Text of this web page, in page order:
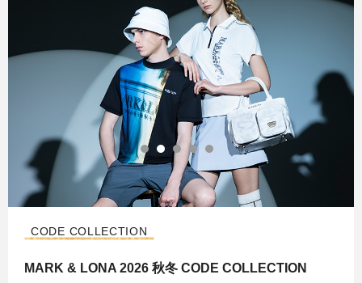
CODE COLLECTION
MARK & LONA 2026 秋冬 CODE COLLECTION